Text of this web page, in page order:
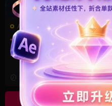
AE模板
云
分屏模板 卡通模板
200+AE转场合集动画
2025-03-13